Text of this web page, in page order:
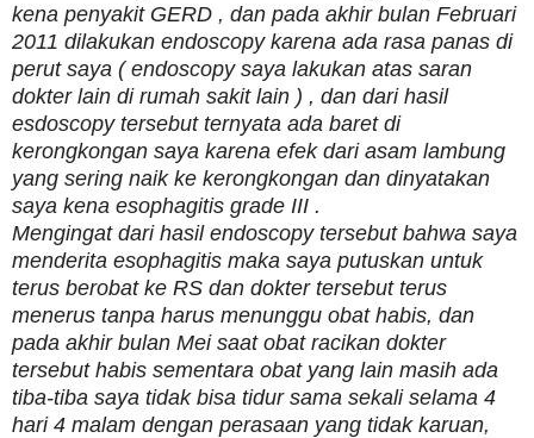
kena penyakit GERD , dan pada akhir bulan Februari
2011 dilakukan endoscopy karena ada rasa panas di
perut saya ( endoscopy saya lakukan atas saran
dokter lain di rumah sakit lain ) , dan dari hasil
esdoscopy tersebut ternyata ada baret di
kerongkongan saya karena efek dari asam lambung
yang sering naik ke kerongkongan dan dinyatakan
saya kena esophagitis grade III .
Mengingat dari hasil endoscopy tersebut bahwa saya
menderita esophagitis maka saya putuskan untuk
terus berobat ke RS dan dokter tersebut terus
menerus tanpa harus menunggu obat habis, dan
pada akhir bulan Mei saat obat racikan dokter
tersebut habis sementara obat yang lain masih ada
tiba-tiba saya tidak bisa tidur sama sekali selama 4
hari 4 malam dengan perasaan yang tidak karuan,